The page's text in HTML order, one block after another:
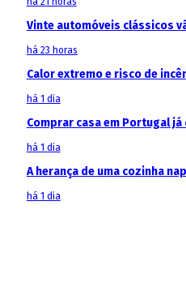
Vinte automóveis clássicos
há 23 horas
Calor extremo e risco de
há 1 dia
Comprar casa em Portugal
há 1 dia
A herança de uma cozinha
há 1 dia